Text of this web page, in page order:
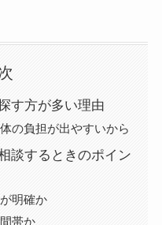
す方が多い理由
の負担が出やすいから
談するときのポイン
明確か
帯か